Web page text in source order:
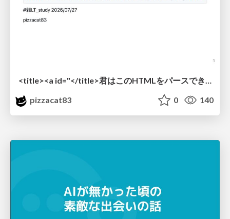
pizzacat83
0 140